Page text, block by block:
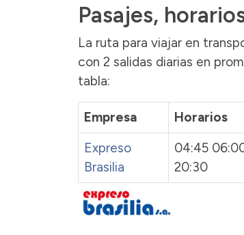
Pasajes,
La ruta para viajar en
con 2 salidas diarias en
tabla:
Empresa Horarios
Expreso
Brasilia
04:45
20:30